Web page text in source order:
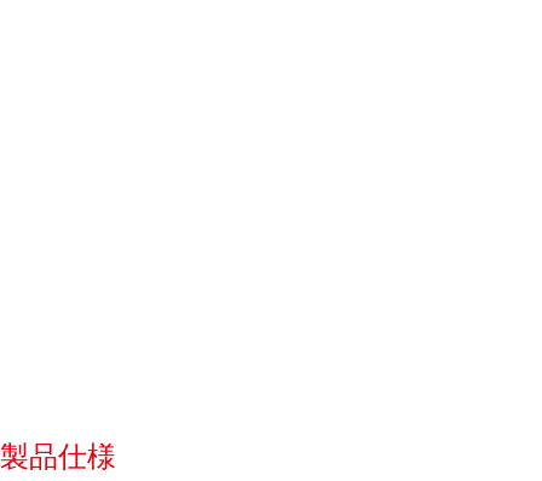
製品仕様